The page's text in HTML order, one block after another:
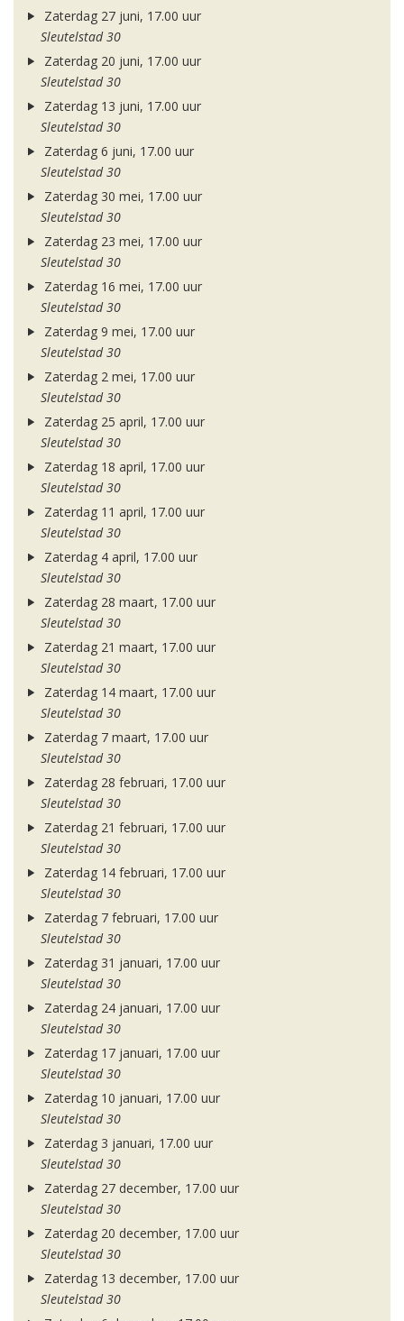
Zaterdag 27 juni, 17.00 uur
Sleutelstad 30
Zaterdag 20 juni, 17.00 uur
Sleutelstad 30
Zaterdag 13 juni, 17.00 uur
Sleutelstad 30
Zaterdag 6 juni, 17.00 uur
Sleutelstad 30
Zaterdag 30 mei, 17.00 uur
Sleutelstad 30
Zaterdag 23 mei, 17.00 uur
Sleutelstad 30
Zaterdag 16 mei, 17.00 uur
Sleutelstad 30
Zaterdag 9 mei, 17.00 uur
Sleutelstad 30
Zaterdag 2 mei, 17.00 uur
Sleutelstad 30
Zaterdag 25 april, 17.00 uur
Sleutelstad 30
Zaterdag 18 april, 17.00 uur
Sleutelstad 30
Zaterdag 11 april, 17.00 uur
Sleutelstad 30
Zaterdag 4 april, 17.00 uur
Sleutelstad 30
Zaterdag 28 maart, 17.00 uur
Sleutelstad 30
Zaterdag 21 maart, 17.00 uur
Sleutelstad 30
Zaterdag 14 maart, 17.00 uur
Sleutelstad 30
Zaterdag 7 maart, 17.00 uur
Sleutelstad 30
Zaterdag 28 februari, 17.00 uur
Sleutelstad 30
Zaterdag 21 februari, 17.00 uur
Sleutelstad 30
Zaterdag 14 februari, 17.00 uur
Sleutelstad 30
Zaterdag 7 februari, 17.00 uur
Sleutelstad 30
Zaterdag 31 januari, 17.00 uur
Sleutelstad 30
Zaterdag 24 januari, 17.00 uur
Sleutelstad 30
Zaterdag 17 januari, 17.00 uur
Sleutelstad 30
Zaterdag 10 januari, 17.00 uur
Sleutelstad 30
Zaterdag 3 januari, 17.00 uur
Sleutelstad 30
Zaterdag 27 december, 17.00 uur
Sleutelstad 30
Zaterdag 20 december, 17.00 uur
Sleutelstad 30
Zaterdag 13 december, 17.00 uur
Sleutelstad 30